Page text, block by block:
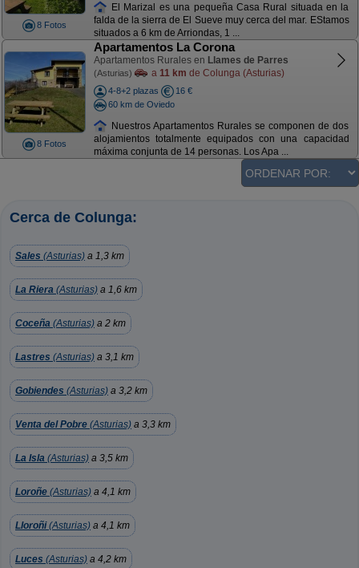
8 Fotos
El Marizal es una pequeña Casa Rural situada en la
falda de la sierra de El Sueve muy cerca del mar. EStamos
situados a 6 km de Arriondas, 1 ...
8 Fotos
Apartamentos La Corona
Apartamentos Rurales en Llames de Parres
(Asturias) a 11 km de Colunga (Asturias)
4-8+2 plazas
16 €
60 km de Oviedo
Nuestros Apartamentos Rurales se componen de dos
alojamientos totalmente equipados con una capacidad
máxima conjunta de 14 personas. Los Apa ...
Cerca de Colunga:
Sales (Asturias) a 1,3 km
La Riera (Asturias) a 1,6 km
Coceña (Asturias) a 2 km
Lastres (Asturias) a 3,1 km
Gobiendes (Asturias) a 3,2 km
Venta del Pobre (Asturias) a 3,3 km
La Isla (Asturias) a 3,5 km
Loroñe (Asturias) a 4,1 km
Lloroñi(Asturias) a 4,1 km
Luces (Asturias) a 4,2 km